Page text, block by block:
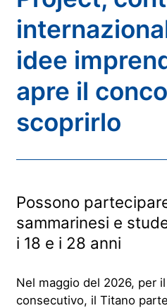
idee
apre il
scoprirlo
Possono
sammarinesi e
i 18 e i 28 anni
Nel maggio del 2026, per
consecutivo, il Titano